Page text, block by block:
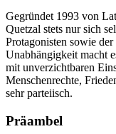
Gegründet 1993 von
Quetzal stets nur sich
Protagonisten sowie
Unabhängigkeit macht
mit unverzichtbaren
Menschenrechte,
sehr parteiisch.
Präambel